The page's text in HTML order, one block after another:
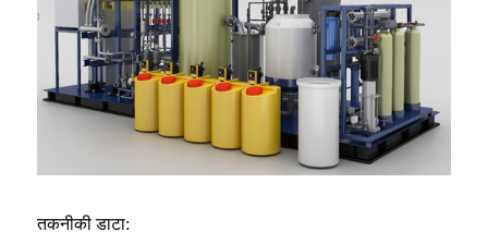
तकनीकी डाटा: